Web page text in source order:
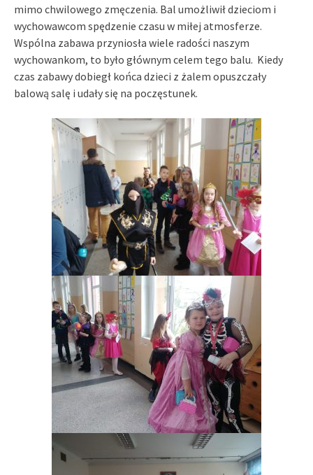
mimo chwilowego zmęczenia. Bal umożliwił dzieciom i
wychowawcom spędzenie czasu w miłej atmosferze.
Wspólna zabawa przyniosła wiele radości naszym
wychowankom, to było głównym celem tego balu. Kiedy
czas zabawy dobiegł końca dzieci z żalem opuszczały
balową salę i udały się na poczęstunek.